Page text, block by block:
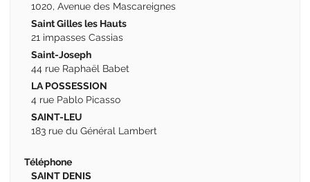
1020, Avenue des Mascareignes
Saint Gilles les Hauts
21 impasses Cassias
Saint-Joseph
44 rue Raphaël Babet
LA POSSESSION
4 rue Pablo Picasso
SAINT-LEU
183 rue du Général Lambert
Téléphone
SAINT DENIS